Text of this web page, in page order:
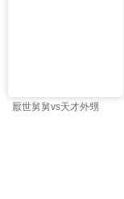
厭世舅舅vs天才外甥